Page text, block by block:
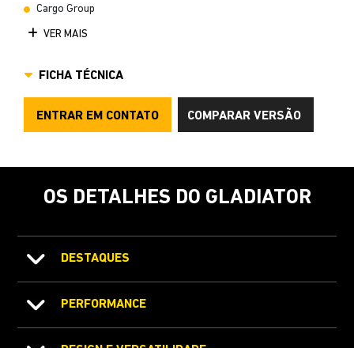
Cargo Group
VER MAIS
FICHA TÉCNICA
ENTRAR EM CONTATO COMPARAR VERSÃO
OS DETALHES DO GLADIATOR
DESTAQUES
PERFORMANCE